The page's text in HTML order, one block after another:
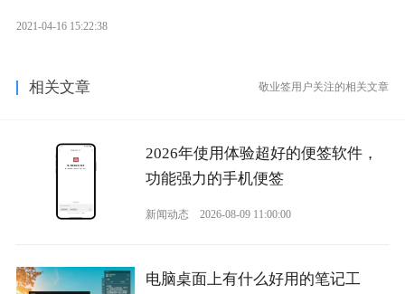
2021-04-16 15:22:38
相关文章 敬业签用户关注的相关文章
2026年使用体验超好的便签软件，
功能强力的手机便签
新闻动态 2026-08-09 11:00:00
电脑桌面上有什么好用的笔记工